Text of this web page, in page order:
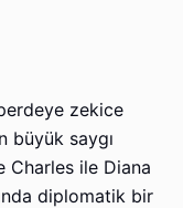
zekice
büyük saygı
Charles ile Diana
diplomatik bir